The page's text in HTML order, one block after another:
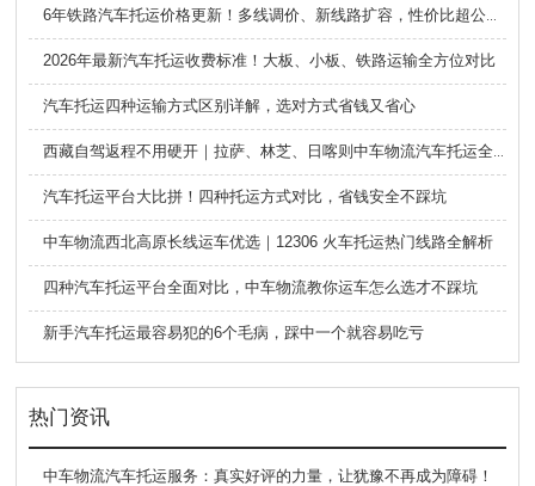
6年铁路汽车托运价格更新！多线调价、新线路扩容，性价比超公路大板车
2026年最新汽车托运收费标准！大板、小板、铁路运输全方位对比
汽车托运四种运输方式区别详解，选对方式省钱又省心
西藏自驾返程不用硬开｜拉萨、林芝、日喀则中车物流汽车托运全指南
汽车托运平台大比拼！四种托运方式对比，省钱安全不踩坑
中车物流西北高原长线运车优选｜12306 火车托运热门线路全解析
四种汽车托运平台全面对比，中车物流教你运车怎么选才不踩坑
新手汽车托运最容易犯的6个毛病，踩中一个就容易吃亏
热门资讯
中车物流汽车托运服务：真实好评的力量，让犹豫不再成为障碍！